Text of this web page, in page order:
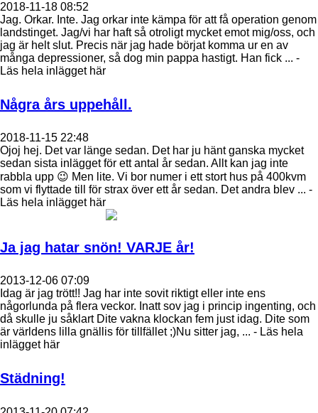
2018-11-18 08:52
Jag. Orkar. Inte. Jag orkar inte kämpa för att få operation genom
landstinget. Jag/vi har haft så otroligt mycket emot mig/oss, och
jag är helt slut. Precis när jag hade börjat komma ur en av
många depressioner, så dog min pappa hastigt. Han fick ... -
Läs hela inlägget här
Några års uppehåll.
2018-11-15 22:48
Ojoj hej. Det var länge sedan. Det har ju hänt ganska mycket
sedan sista inlägget för ett antal år sedan. Allt kan jag inte
rabbla upp 😉 Men lite. Vi bor numer i ett stort hus på 400kvm
som vi flyttade till för strax över ett år sedan. Det andra blev ... -
Läs hela inlägget här
Ja jag hatar snön! VARJE år!
2013-12-06 07:09
Idag är jag trött!! Jag har inte sovit riktigt eller inte ens
någorlunda på flera veckor. Inatt sov jag i princip ingenting, och
då skulle ju såklart Dite vakna klockan fem just idag. Dite som
är världens lilla gnällis för tillfället ;)Nu sitter jag, ... - Läs hela
inlägget här
Städning!